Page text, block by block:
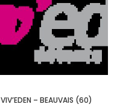
VIV’EDEN – BEAUVAIS (60)